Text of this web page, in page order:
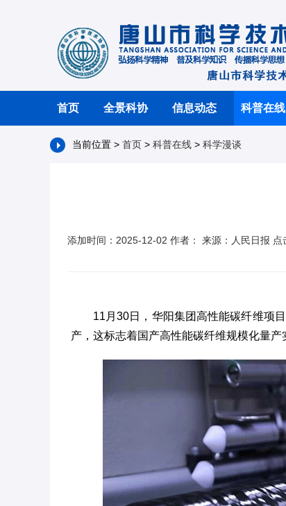
首页 全景科协 信息动态 科普在线
当前位置 > 首页 > 科普在线 > 科学漫谈
添加时间：2025-12-02 作者： 来源：人民日报 点
11月30日，华阳集团高性能碳纤维项
产，这标志着国产高性能碳纤维规模化量